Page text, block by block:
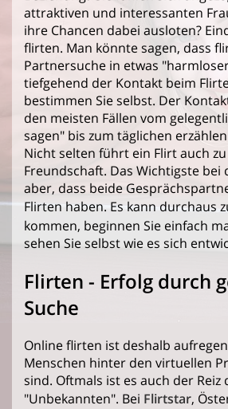
attraktiven und interessanten
ihre Chancen dabei ausloten?
flirten. Man könnte sagen, dass
Partnersuche in etwas
tiefgehend der Kontakt beim
bestimmen Sie selbst. Der
den meisten Fällen vom
sagen" bis zum täglichen
Nicht selten führt ein Flirt auch
Freundschaft. Das Wichtigste bei
aber, dass beide
Flirten haben. Es kann durchaus
kommen, beginnen Sie einfach
sehen Sie selbst wie es sich
Flirten - Erfolg durch
Suche
Online flirten ist deshalb
Menschen hinter den virtuellen
sind. Oftmals ist es auch der Reiz
"Unbekannten". Bei Flirtstar,